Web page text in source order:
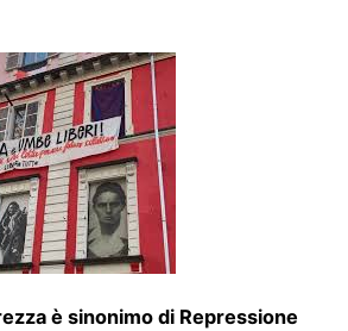
è sinonimo di Repressione